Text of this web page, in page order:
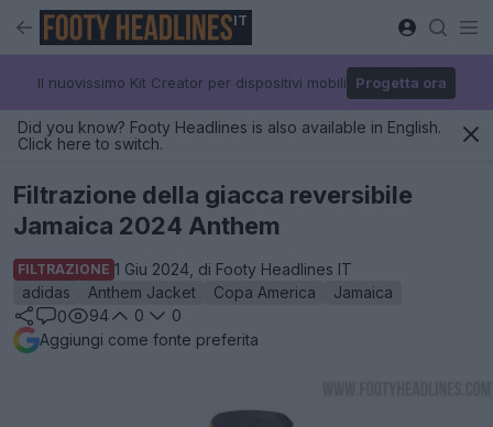
IT
Il nuovissimo Kit Creator per dispositivi mobili Progetta ora
Did you know? Footy Headlines is also available in English.
Click here to switch.
Filtrazione della giacca reversibile
Jamaica 2024 Anthem
FILTRAZIONE 1 Giu 2024, di Footy Headlines IT
adidas
Anthem Jacket Copa America
Jamaica
0
94 0
0
Aggiungi come fonte preferita